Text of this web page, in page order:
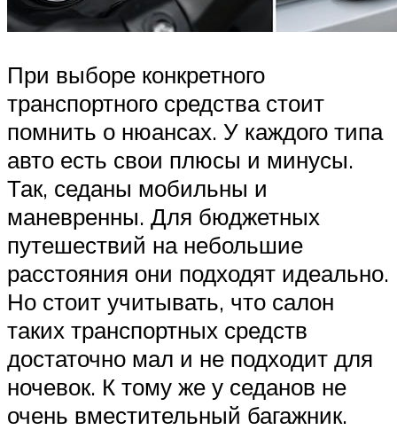
При выборе конкретного
транспортного средства стоит
помнить о нюансах. У каждого типа
авто есть свои плюсы и минусы.
Так, седаны мобильны и
маневренны. Для бюджетных
путешествий на небольшие
расстояния они подходят идеально.
Но стоит учитывать, что салон
таких транспортных средств
достаточно мал и не подходит для
ночевок. К тому же у седанов не
очень вместительный багажник.